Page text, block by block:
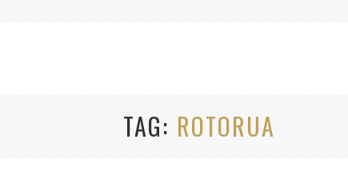
TAG ROTORUA